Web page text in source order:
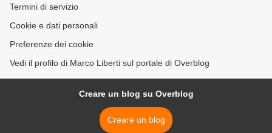
Termini di servizio
Cookie e dati personali
Preferenze dei cookie
Vedi il profilo di Marco Liberti sul portale di Overblog
Creare un blog su Overblog
Creare un blog